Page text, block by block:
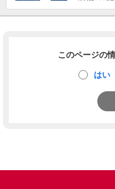
このページの
はい